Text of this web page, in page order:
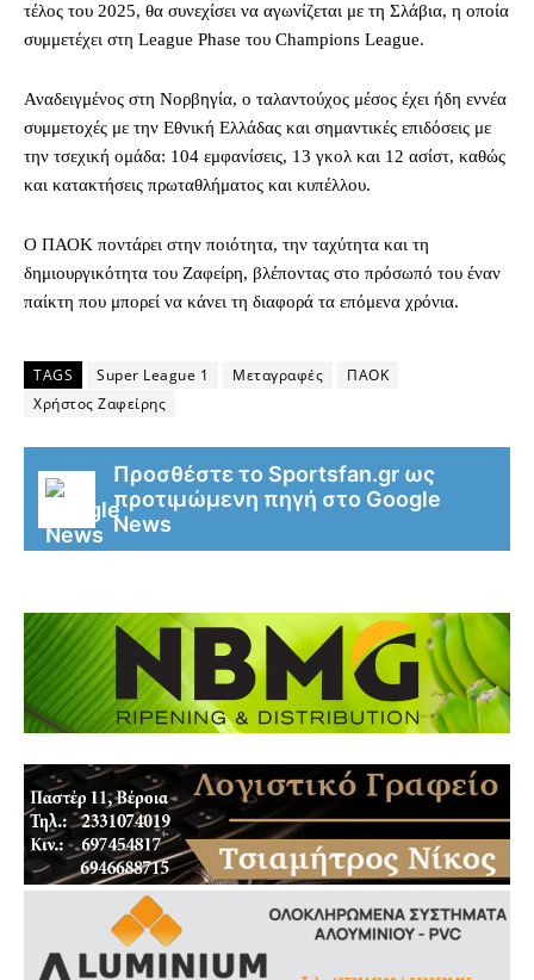
τέλος του 2025, θα συνεχίσει να αγωνίζεται με τη Σλάβια, η οποία
συμμετέχει στη League Phase του Champions League.
Αναδειγμένος στη Νορβηγία, ο ταλαντούχος μέσος έχει ήδη εννέα
συμμετοχές με την Εθνική Ελλάδας και σημαντικές επιδόσεις με
την τσεχική ομάδα: 104 εμφανίσεις, 13 γκολ και 12 ασίστ, καθώς
και κατακτήσεις πρωταθλήματος και κυπέλλου.
Ο ΠΑΟΚ ποντάρει στην ποιότητα, την ταχύτητα και τη
δημιουργικότητα του Ζαφείρη, βλέποντας στο πρόσωπό του έναν
παίκτη που μπορεί να κάνει τη διαφορά τα επόμενα χρόνια.
TAGS Super League 1 Μεταγραφές
ΠΑΟΚ
Χρήστος Ζαφείρης
Προσθέστε το Sportsfan.gr ως
προτιμώμενη πηγή στο Google
News